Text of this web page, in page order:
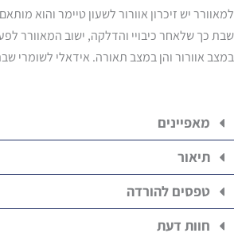
למאוורר יש זיכרון אוורור לשעון טיימר והוא
שבת כך שלאחר כיבויי והדלקה, ישוב המאוורר
במצב אוורור והן במצב תאורה. אידאלי לשומרי
מאפיינים
תיאור
טפסים להורדה
חוות דעת